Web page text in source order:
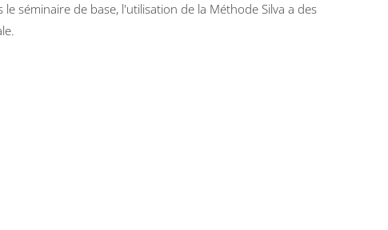
séminaire de base, l'utilisation de la Méthode Silva a des